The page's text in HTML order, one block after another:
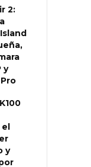
2:
y
el
y